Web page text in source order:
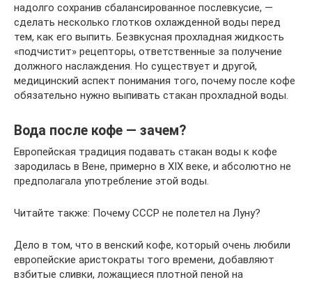
надолго сохранив сбалансированное послевкусие, —
сделать несколько глотков охлажденной воды перед
тем, как его выпить. Безвкусная прохладная жидкость
«подчистит» рецепторы, ответственные за получение
должного наслаждения. Но существует и другой,
медицинский аспект понимания того, почему после кофе
обязательно нужно выпивать стакан прохладной воды.
Вода после кофе — зачем?
Европейская традиция подавать стакан воды к кофе
зародилась в Вене, примерно в XIX веке, и абсолютно не
предполагала употребление этой воды.
Читайте также: Почему СССР не полетел на Луну?
Дело в том, что в венский кофе, который очень любили
европейские аристократы того времени, добавляют
взбитые сливки, ложащиеся плотной пеной на